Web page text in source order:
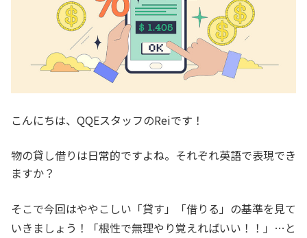
こんにちは、QQEスタッフのReiです！
物の貸し借りは日常的ですよね。それぞれ英語で表現でき
ますか？
そこで今回はややこしい「貸す」「借りる」の基準を見て
いきましょう！「根性で無理やり覚えればいい！！」…と